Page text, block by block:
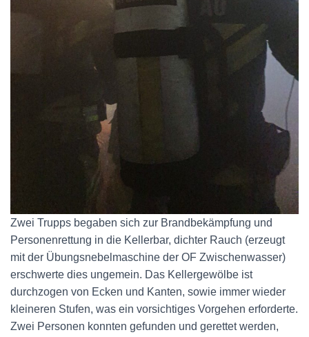
Zwei Trupps begaben sich zur Brandbekämpfung und
Personenrettung in die Kellerbar, dichter Rauch (erzeugt
mit der Übungsnebelmaschine der OF Zwischenwasser)
erschwerte dies ungemein. Das Kellergewölbe ist
durchzogen von Ecken und Kanten, sowie immer wieder
kleineren Stufen, was ein vorsichtiges Vorgehen erforderte.
Zwei Personen konnten gefunden und gerettet werden,